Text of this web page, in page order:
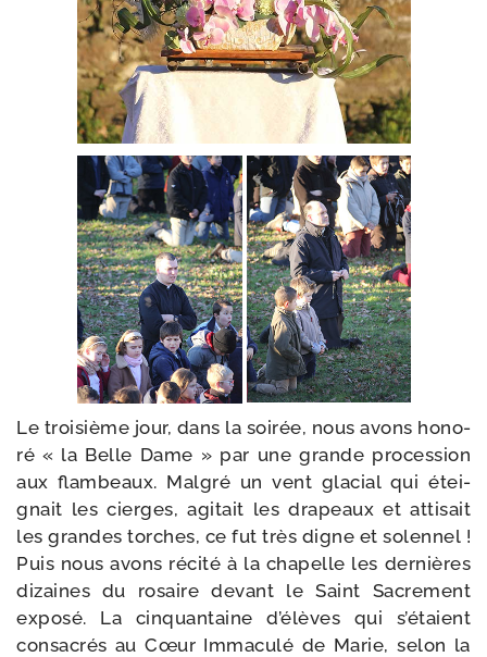
Le troi­sième jour, dans la soi­rée, nous avons hono­
ré « la Belle Dame » par une grande pro­ces­sion
aux flam­beaux. Malgré un vent gla­cial qui étei­
gnait les cierges, agi­tait les dra­peaux et atti­sait
les grandes torches, ce fut très digne et solen­nel !
Puis nous avons réci­té à la cha­pelle les der­nières
dizaines du rosaire devant le Saint Sacrement
expo­sé. La cin­quan­taine d’élèves qui s’étaient
consa­crés au Cœur Immaculé de Marie, selon la